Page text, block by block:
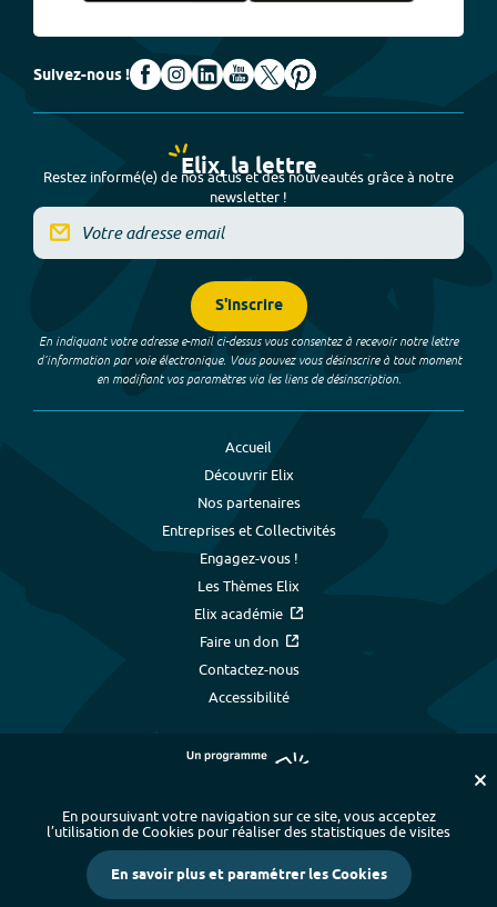
Suivez-nous !
Elix, la lettre
Restez informé(e) de nos actus et des nouveautés grâce à notre
newsletter !
S'inscrire
En indiquant votre adresse e-mail ci-dessus vous consentez à recevoir notre lettre
d’information par voie électronique. Vous pouvez vous désinscrire à tout moment
en modifiant vos paramètres via les liens de désinscription.
Accueil
Découvrir Elix
Nos partenaires
Entreprises et Collectivités
Engagez-vous !
Les Thèmes Elix
Elix académie
Faire un don
Contactez-nous
Accessibilité
Plan du site - Index alphabétique
-
Mentions légales et données personnelles
- Paramétrer les cookies
Crédits
En poursuivant votre navigation sur ce site, vous acceptez
l’utilisation de Cookies pour réaliser des statistiques de visites
En savoir plus et paramétrer les Cookies